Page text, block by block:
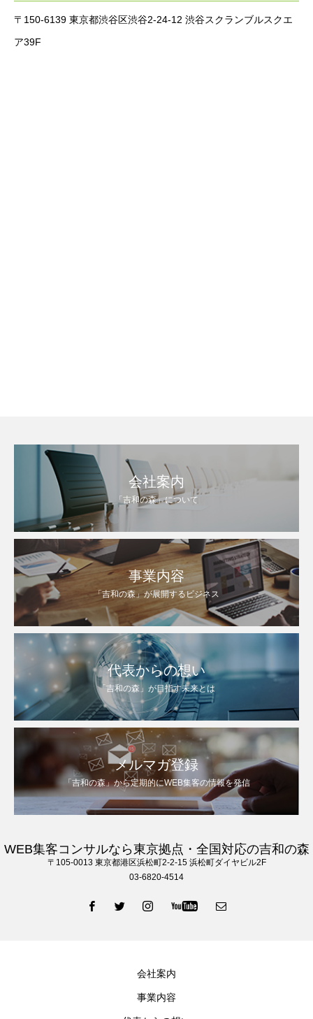
〒150-6139 東京都渋谷区渋谷2-24-12 渋谷スクランブルスクエ
ア39F
会社案内
「吉和の森」について
事業内容
「吉和の森」が展開するビジネス
代表からの想い
「吉和の森」が目指す未来とは
メルマガ登録
「吉和の森」から定期的にWEB集客の情報を発信
WEB集客コンサルなら東京拠点・全国対応の吉和の森
〒105‐0013 東京都港区浜松町2-2-15 浜松町ダイヤビル2F
03-6820-4514
会社案内
事業内容